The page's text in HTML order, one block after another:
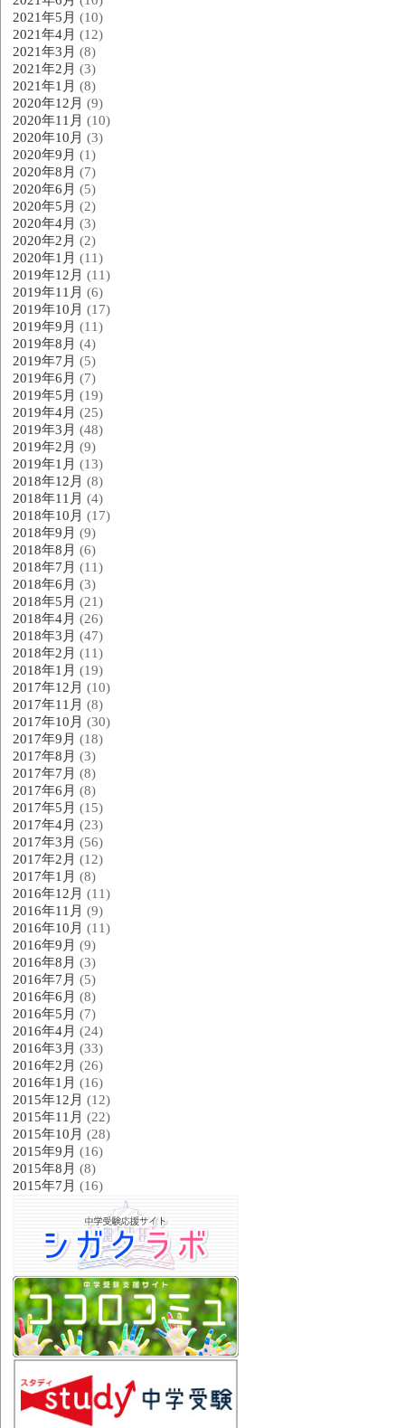
2021年5月 (10)
2021年4月 (12)
2021年3月 (8)
2021年2月 (3)
2021年1月 (8)
2020年12月 (9)
2020年11月 (10)
2020年10月 (3)
2020年9月 (1)
2020年8月 (7)
2020年6月 (5)
2020年5月 (2)
2020年4月 (3)
2020年2月 (2)
2020年1月 (11)
2019年12月 (11)
2019年11月 (6)
2019年10月 (17)
2019年9月 (11)
2019年8月 (4)
2019年7月 (5)
2019年6月 (7)
2019年5月 (19)
2019年4月 (25)
2019年3月 (48)
2019年2月 (9)
2019年1月 (13)
2018年12月 (8)
2018年11月 (4)
2018年10月 (17)
2018年9月 (9)
2018年8月 (6)
2018年7月 (11)
2018年6月 (3)
2018年5月 (21)
2018年4月 (26)
2018年3月 (47)
2018年2月 (11)
2018年1月 (19)
2017年12月 (10)
2017年11月 (8)
2017年10月 (30)
2017年9月 (18)
2017年8月 (3)
2017年7月 (8)
2017年6月 (8)
2017年5月 (15)
2017年4月 (23)
2017年3月 (56)
2017年2月 (12)
2017年1月 (8)
2016年12月 (11)
2016年11月 (9)
2016年10月 (11)
2016年9月 (9)
2016年8月 (3)
2016年7月 (5)
2016年6月 (8)
2016年5月 (7)
2016年4月 (24)
2016年3月 (33)
2016年2月 (26)
2016年1月 (16)
2015年12月 (12)
2015年11月 (22)
2015年10月 (28)
2015年9月 (16)
2015年8月 (8)
2015年7月 (16)